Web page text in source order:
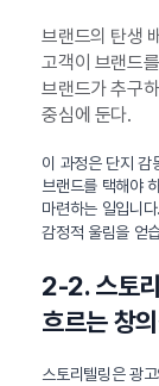
브랜드의 탄생
고객이 브랜드
브랜드가 추구
중심에 둔다.
이 과정은 단지 감
브랜드를 택해야
마련하는 일입니다.
감정적 울림을 얻
2-2. 스토
흐르는 창
스토리텔링은 광고